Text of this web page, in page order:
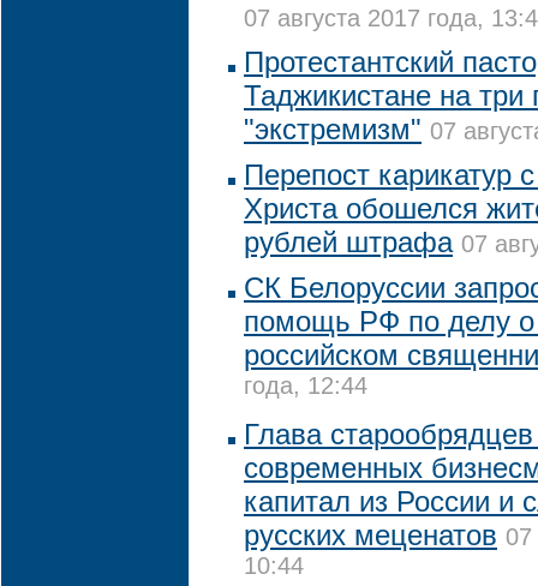
07 августа 2017 года,
Протестантский
Таджикистане на три
"экстремизм" 07
Перепост карикатур
Христа обошелся
рублей штрафа 07
СК Белоруссии
помощь РФ по делу
российском
года, 12:44
Глава
современных
капитал из России и
русских меценатов 07
10:44